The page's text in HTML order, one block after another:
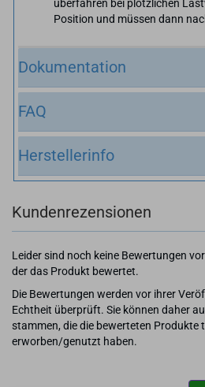
überfahren bei plötzlichen
Position und müssen dann
Dokumentation
FAQ
Herstellerinfo
Kundenrezensionen
Leider sind noch keine Bewertungen
der das Produkt bewertet.
Die Bewertungen werden vor ihrer
Echtheit überprüft. Sie können daher
stammen, die die bewerteten Produkte
erworben/genutzt haben.